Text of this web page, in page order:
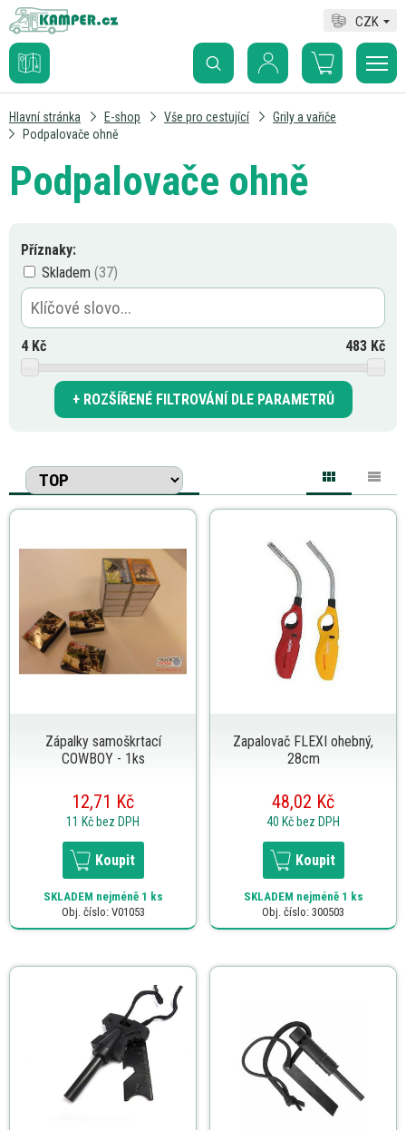
CZK
Hlavní stránka E-shop Vše pro cestující
Grily a vařiče
Podpalovače ohně
Podpalovače ohně
Příznaky:
Skladem
4Kč 483 Kč
ROZŠÍŘENÉ FILTROVÁNÍ DLE PARAMETRŮ
Zápalky samoškrtací
COWBOY - 1ks
12,71 Kč
11 Kč bez DPH
Koupit
SKLADEM nejméně 1 ks
Obj. číslo: V01053
Zapalovač FLEXI ohebný,
28cm
48,02 Kč
40 Kč bez DPH
Koupit
SKLADEM nejméně 1 ks
Obj. číslo: 300503